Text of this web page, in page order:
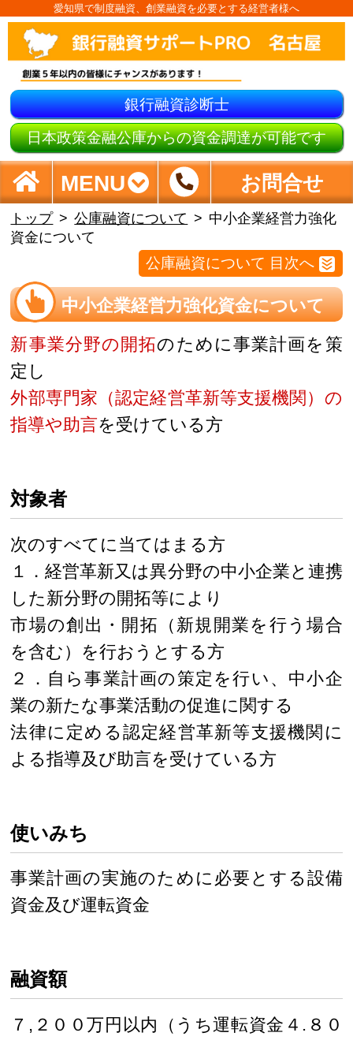
愛知県で制度融資、創業融資を必要とする経営者様へ
銀行融資診断士
日本政策金融公庫からの資金調達が可能です
MENU お問合せ
トップ 公庫融資について
中小企業経営力強化
資金について
公庫融資について 目次へ
中小企業経営力強化資金について
新事業分野の開拓のために事業計画を策
定し
外部専門家（認定経営革新等支援機関）の
指導や助言を受けている方
対象者
次のすべてに当てはまる方
１．経営革新又は異分野の中小企業と連携
した新分野の開拓等により
市場の創出・開拓（新規開業を行う場合
を含む）を行おうとする方
２．自ら事業計画の策定を行い、中小企
業の新たな事業活動の促進に関する
法律に定める認定経営革新等支援機関に
よる指導及び助言を受けている方
使いみち
事業計画の実施のために必要とする設備
資金及び運転資金
融資額
７,２００万円以内（うち運転資金４.８０